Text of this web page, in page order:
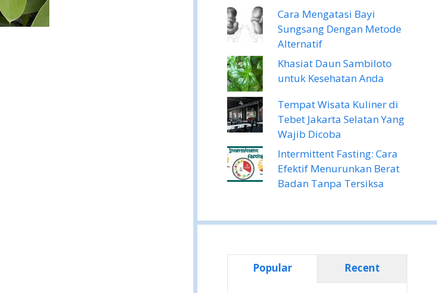
Cara Mengatasi Bayi
Sungsang Dengan Metode
Alternatif
Khasiat Daun Sambiloto
untuk Kesehatan Anda
Tempat Wisata Kuliner di
Tebet Jakarta Selatan Yang
Wajib Dicoba
Intermittent Fasting: Cara
Efektif Menurunkan Berat
Badan Tanpa Tersiksa
Popular Recent